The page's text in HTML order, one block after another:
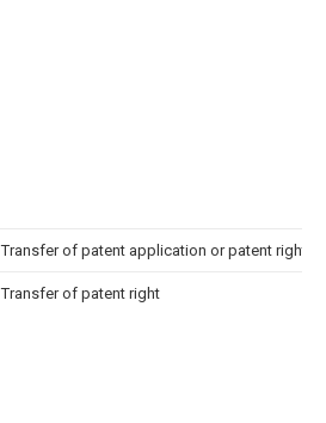
Transfer of patent application or patent right
Transfer of patent right